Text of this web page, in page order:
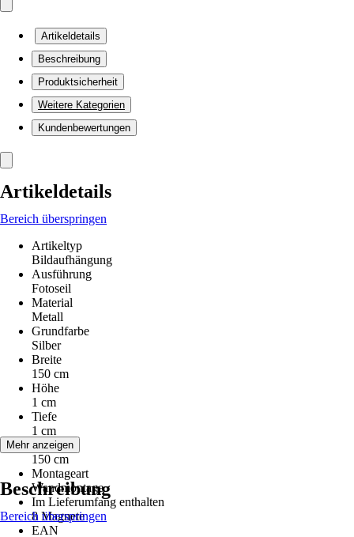
Artikeldetails
Beschreibung
Produktsicherheit
Weitere Kategorien
Kundenbewertungen
Artikeldetails
Bereich überspringen
Artikeltyp
Bildaufhängung
Ausführung
Fotoseil
Material
Metall
Grundfarbe
Silber
Breite
150 cm
Höhe
1 cm
Tiefe
1 cm
Seillänge
150 cm
Montageart
Wandmontage
Im Lieferumfang enthalten
8 Magnete
EAN
Mehr anzeigen
Beschreibung
Bereich überspringen